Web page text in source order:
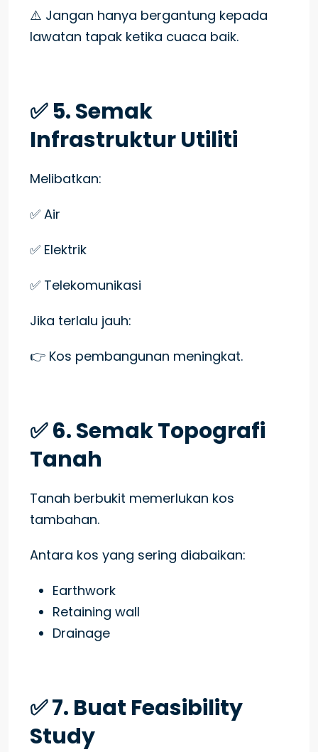
⚠️ Jangan hanya bergantung kepada
lawatan tapak ketika cuaca baik.
✅ 5. Semak
Infrastruktur Utiliti
Melibatkan:
✅ Air
✅ Elektrik
✅ Telekomunikasi
Jika terlalu jauh:
👉 Kos pembangunan meningkat.
✅ 6. Semak Topografi
Tanah
Tanah berbukit memerlukan kos
tambahan.
Antara kos yang sering diabaikan:
Earthwork
Retaining wall
Drainage
✅ 7. Buat Feasibility
Study